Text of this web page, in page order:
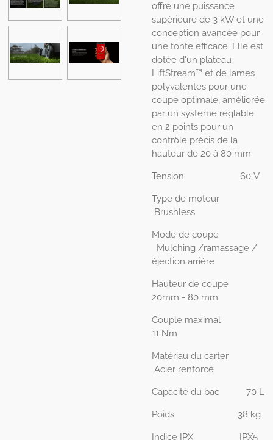
offre une puissance
supérieure de 3 kW et une
conception avancée pour
une tonte efficace. Elle est
dotée d'un plateau
LiftStream™ et de lames
polyvalentes pour une
coupe optimale, améliorée
par un système réglable
en 2 points pour un
contrôle précis de la
hauteur de 20 à 80 mm.
Tension 60 V
Type de moteur
Brushless
Mode de coupe
Mulching /ramassage /
éjection arrière
Hauteur de coupe
20mm - 80 mm
Couple maximal
11 Nm
Matériau du carter
Acier renforcé
Capacité du bac 70 L
Poids 38 kg
Indice IPX IPX5